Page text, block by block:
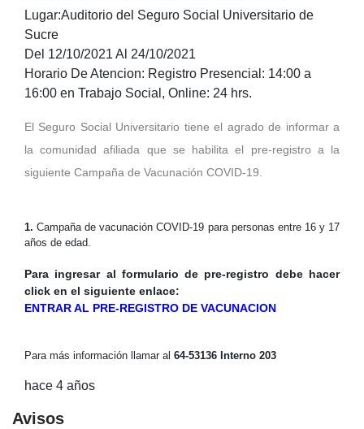
Lugar:Auditorio del Seguro Social Universitario de
Sucre
Del 12/10/2021 Al 24/10/2021
Horario De Atencion: Registro Presencial: 14:00 a
16:00 en Trabajo Social, Online: 24 hrs.
El Seguro Social Universitario tiene el agrado de informar a
la comunidad afiliada que se habilita el pre-registro a la
siguiente Campaña de Vacunación COVID-19.
1.Campaña de vacunación COVID-19 para personas entre 16 y 17
años de edad.
Para ingresar al formulario de pre-registro debe hacer
click en el siguiente enlace:
ENTRAR AL PRE-REGISTRO DE VACUNACION
Para más información llamar al 64-53136 Interno 203
hace 4 años
Avisos